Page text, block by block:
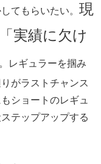
てもらいたい。 現
実績に欠け
レギュラーを掴み
がラストチャンス
ショートのレギュ
テップアップする